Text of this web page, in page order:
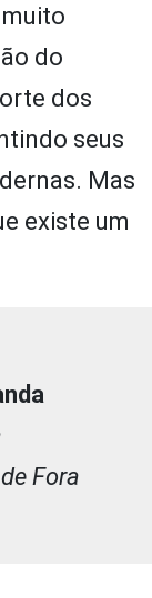
do
dos
seus
Mas
existe um
Fora